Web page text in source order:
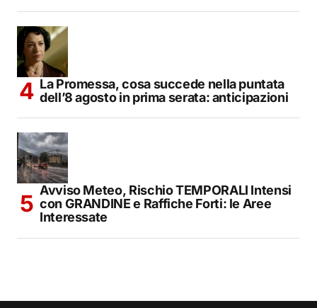
La Promessa, cosa succede nella puntata
dell’8 agosto in prima serata: anticipazioni
Avviso Meteo, Rischio TEMPORALI Intensi
con GRANDINE e Raffiche Forti: le Aree
Interessate